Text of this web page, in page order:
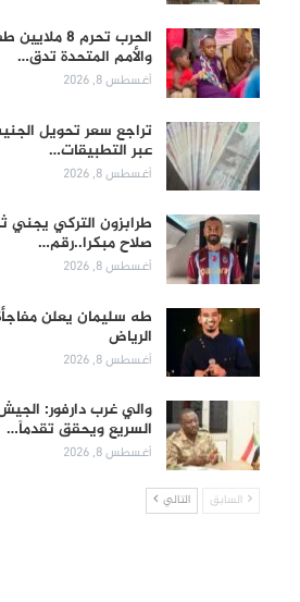
الحرب تحرم
والأمم المتحدة تدق…
أغسطس 8, 2026
تراجع سعر تحويل
عبر التطبيقات…
أغسطس 8, 2026
طرابزون التركي يجني
صلاح مبكرا..رقم…
أغسطس 8, 2026
طه سليمان يعلن
الرياض
أغسطس 8, 2026
والي غرب دارفور:
السريع ويحقق تقدماً…
أغسطس 8, 2026
السابق التالي